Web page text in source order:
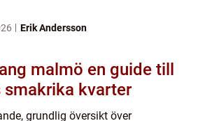
Erik Andersson
en guide till
smakrika kvarter
grundlig översikt över